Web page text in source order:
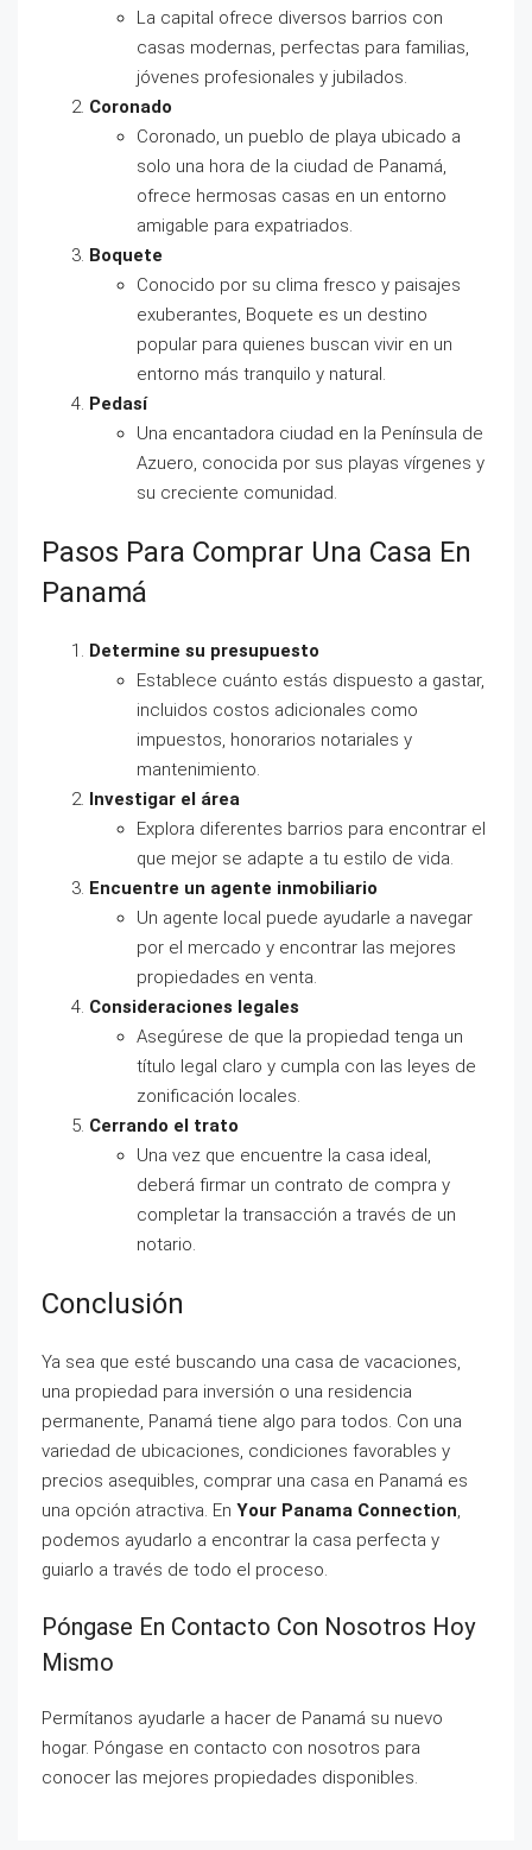
La capital ofrece diversos barrios con
casas modernas, perfectas para familias,
jóvenes profesionales y jubilados.
Coronado
Coronado, un pueblo de playa ubicado a
solo una hora de la ciudad de Panamá,
ofrece hermosas casas en un entorno
amigable para expatriados.
Boquete
Conocido por su clima fresco y paisajes
exuberantes, Boquete es un destino
popular para quienes buscan vivir en un
entorno más tranquilo y natural.
Pedasí
Una encantadora ciudad en la Península de
Azuero, conocida por sus playas vírgenes y
su creciente comunidad.
Pasos Para Comprar Una Casa En
Panamá
Determine su presupuesto
Establece cuánto estás dispuesto a gastar,
incluidos costos adicionales como
impuestos, honorarios notariales y
mantenimiento.
Investigar el área
Explora diferentes barrios para encontrar el
que mejor se adapte a tu estilo de vida.
Encuentre un agente inmobiliario
Un agente local puede ayudarle a navegar
por el mercado y encontrar las mejores
propiedades en venta.
Consideraciones legales
Asegúrese de que la propiedad tenga un
título legal claro y cumpla con las leyes de
zonificación locales.
Cerrando el trato
Una vez que encuentre la casa ideal,
deberá firmar un contrato de compra y
completar la transacción a través de un
notario.
Conclusión
Ya sea que esté buscando una casa de vacaciones,
una propiedad para inversión o una residencia
permanente, Panamá tiene algo para todos. Con una
variedad de ubicaciones, condiciones favorables y
precios asequibles, comprar una casa en Panamá es
una opción atractiva. En Your Panama Connection,
podemos ayudarlo a encontrar la casa perfecta y
guiarlo a través de todo el proceso.
Póngase En Contacto Con Nosotros Hoy
Mismo
Permítanos ayudarle a hacer de Panamá su nuevo
hogar. Póngase en contacto con nosotros para
conocer las mejores propiedades disponibles.